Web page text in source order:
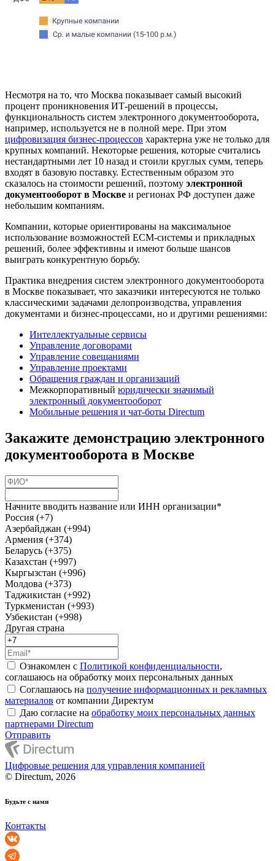
Несмотря на то, что Москва показывает самый высокий
процент проникновения ИТ-решений в процессы,
функциональность систем электронного документооборота,
например, используется не в полной мере. При этом
цифровизация бизнес-процессов характерна уже не только для
крупных компаний. Некоторые решения, которые считались
нестандартными лет 10 назад и стоили круглых сумм, теперь
входят в базовую поставку. Естественным образом это
сказалось на стоимости решений, поэтому электронной
документооборот в Москве и регионах РФ доступен даже
небольшим компаниям.
Компании, которые ориентированы на максимальное
использование возможностей ECM-системы и прикладных
решений, более эффективны и имеют больше шансов
выиграть конкурентную борьбу.
Практика внедрения систем электронного документооборота
в Москве показывает, что заказчики интересуются не только
классическими задачами делопроизводства, управления
документами и бизнес-процессами, но и другими решениями:
Интеллектуальные сервисы
Управление договорами
Управление совещаниями
Управление проектами
Обращения граждан и организаций
Межкорпоративный юридически значимый
электронный документооборот
Мобильные решения и чат-боты Directum
Закажите демонстрацию электронного
документооборота в Москве
Начните вводить название или ИНН организации*
Россия (+7)
Азербайджан (+994)
Армения (+374)
Беларусь (+375)
Казахстан (+997)
Кыргызстан (+996)
Молдова (+373)
Таджикистан (+992)
Туркменистан (+993)
Узбекистан (+998)
Другая страна
Ознакомлен с Политикой конфиденциальности,
соглашаюсь на обработку моих персональных данных
Соглашаюсь на получение информационных и рекламных
материалов от компании Директум
Даю согласие на обработку моих персональных данных
партнерами Directum
Отправить
Цифровые решения для управления компанией
© Directum, 2026
Будьте с нами
Контакты